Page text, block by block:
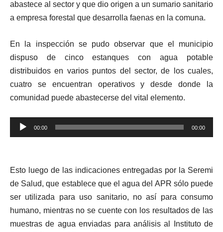
abastece al sector y que dio origen a un sumario sanitario
a empresa forestal que desarrolla faenas en la comuna.
En la inspección se pudo observar que el municipio
dispuso de cinco estanques con agua potable
distribuidos en varios puntos del sector, de los cuales,
cuatro se encuentran operativos y desde donde la
comunidad puede abastecerse del vital elemento.
Reproductor
de
00:00 00:00
Esto luego de las indicaciones entregadas por la Seremi
de Salud, que establece que el agua del APR sólo puede
ser utilizada para uso sanitario, no así para consumo
humano, mientras no se cuente con los resultados de las
muestras de agua enviadas para análisis al Instituto de